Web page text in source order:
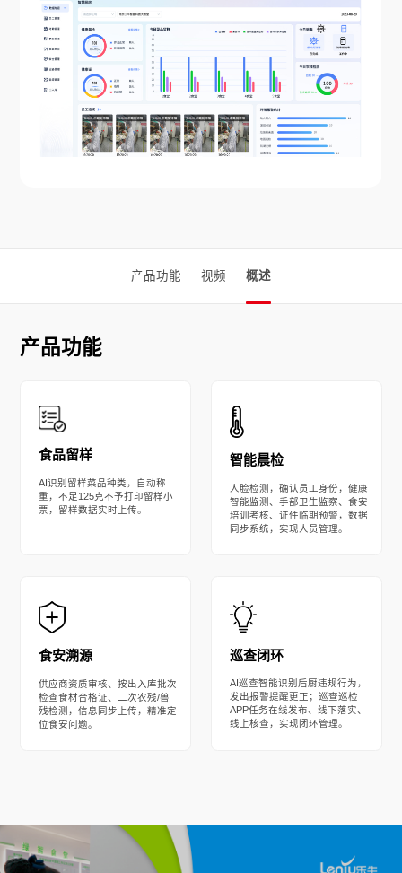
产品功能 视频 概述
产品功能
食品留样
AI识别留样菜品种类，自动称
重，不足125克不予打印留样小
票，留样数据实时上传。
智能晨检
人脸检测，确认员工身份，健康
智能监测、手部卫生监察、食安
培训考核、证件临期预警，数据
同步系统，实现人员管理。
食安溯源
供应商资质审核、按出入库批次
检查食材合格证、二次农残/兽
残检测，信息同步上传，精准定
位食安问题。
巡查闭环
AI巡查智能识别后厨违规行为，
发出报警提醒更正；巡查巡检
APP任务在线发布、线下落实、
线上核查，实现闭环管理。